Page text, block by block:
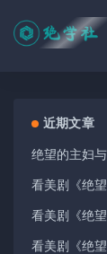
近期文章
绝望的主妇
看美剧《绝
看美剧《绝
看美剧《绝